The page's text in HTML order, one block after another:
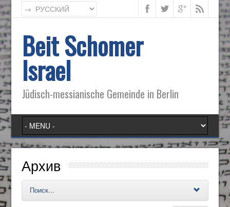
Beit Schomer
Israel
Jüdisch-messianische Gemeinde in Berlin
Архив
Поиск...